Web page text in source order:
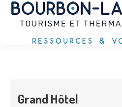
Grand Hôtel